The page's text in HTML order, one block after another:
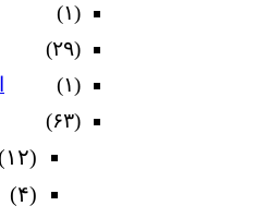
(۱)
(۲۹)
(۱)
(۶۳)
(۱۲)
(۴)